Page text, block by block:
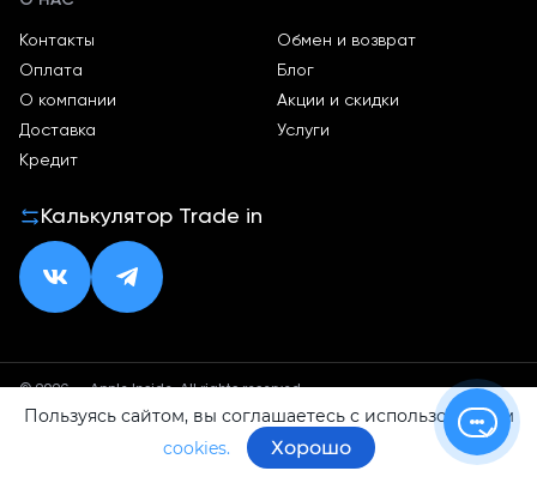
Контакты
Оплата
О компании
Доставка
Кредит
Обмен и возврат
Блог
Акции и скидки
Услуги
Калькулятор Trade in
© 2026 — Apple Inside. All rights reserved.
Политика конфиденциальностиОферта
Пользуясь сайтом, вы соглашаетесь с использованием
cookies.
Хорошо